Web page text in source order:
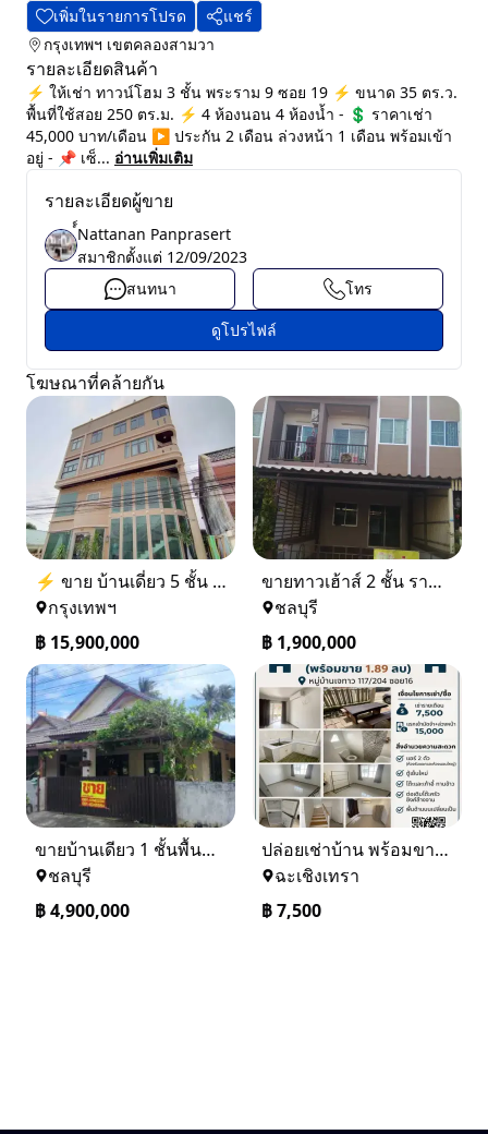
เพิ่มในรายการโปรด
แชร์
กรุงเทพฯ เขตคลองสามวา
รายละเอียดสินค้า
⚡ ให้เช่า ทาวน์โฮม 3 ชั้น พระราม 9 ซอย 19 ⚡ ขนาด 35 ตร.ว.
พื้นที่ใช้สอย 250 ตร.ม. ⚡ 4 ห้องนอน 4 ห้องน้ำ - 💲 ราคาเช่า
45,000 บาท/เดือน ▶️ ประกัน 2 เดือน ล่วงหน้า 1 เดือน พร้อมเข้า
อยู่ - 📌 เซ็... อ่านเพิ่มเติม
รายละเอียดผู้ขาย
์์Nattanan Panprasert
สมาชิกตั้งแต่ 12/09/2023
สนทนา
โทร
ดูโปรไฟล์
โฆษณาที่คล้ายกัน
⚡ ขาย บ้านเดี่ยว 5 ชั้น ซอย ประชาชื่น 14 ใกล้ BTS
กรุงเทพฯ
฿ 15,900,000
ขายทาวเฮ้าส์ 2 ชั้น ราคา 1.9 ล้านบาท ที่อยู่ ศรีราชา ชลบุรี
ชลบุรี
฿ 1,900,000
ขายบ้านเดียว 1 ชั้นพื้นที่ 102 ตรว บางละมุง ชลบุรี
ชลบุรี
฿4,900,000
ปล่อยเช่าบ้าน พร้อมขาย หมู่บ้านเจทาว ตำบลแสนภูดาษ
ฉะเชิงเทรา
฿7,500